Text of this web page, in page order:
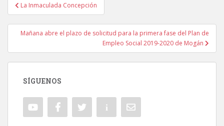
Navegación de entradas
La Inmaculada Concepción
Mañana abre el plazo de solicitud para la primera fase del Plan de
Empleo Social 2019-2020 de Mogán
SÍGUENOS